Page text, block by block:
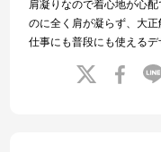
肩凝りなので着心地が心
のに全く肩が凝らず、大正
仕事にも普段にも使える